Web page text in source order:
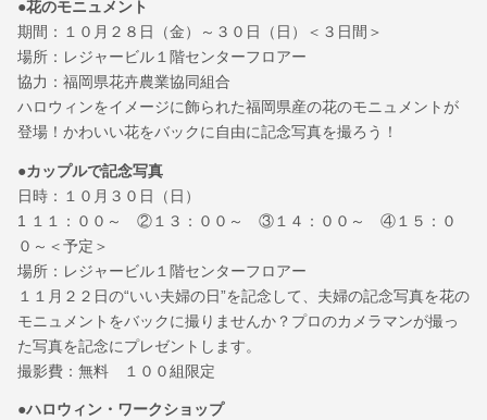
●花のモニュメント
期間：１０月２８日（金）～３０日（日）＜３日間＞
場所：レジャービル１階センターフロアー
協力：福岡県花卉農業協同組合
ハロウィンをイメージに飾られた福岡県産の花のモニュメントが
登場！かわいい花をバックに自由に記念写真を撮ろう！
●カップルで記念写真
日時：１０月３０日（日）
1 １１：００～ ②１３：００～ ③１４：００～ ④１５：０
０～＜予定＞
場所：レジャービル１階センターフロアー
１１月２２日の“いい夫婦の日”を記念して、夫婦の記念写真を花の
モニュメントをバックに撮りませんか？プロのカメラマンが撮っ
た写真を記念にプレゼントします。
撮影費：無料 １００組限定
●ハロウィン・ワークショップ